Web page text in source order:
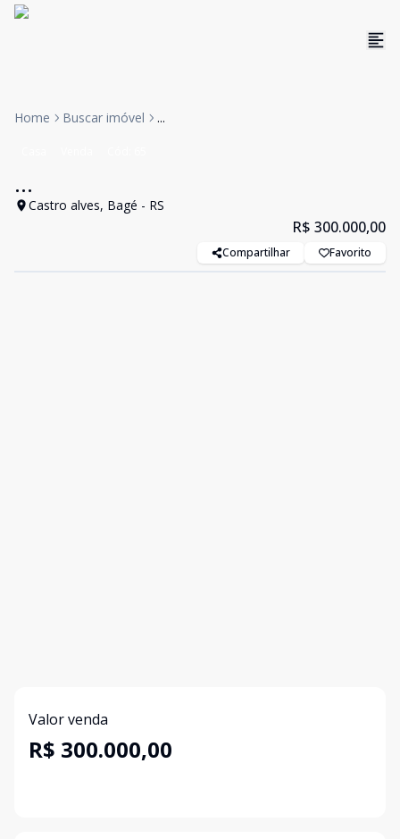
Home Buscar imóvel ...
...
Castro alves, Bagé - RS
R$ 300.000,00
Compartilhar Favorito
Valor venda
R$ 300.000,00